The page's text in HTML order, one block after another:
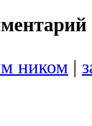
ником |